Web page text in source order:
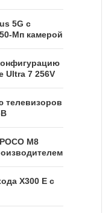
5G с
Мп камерой
Ultra 7 256V
телевизоров
M8
X300 E с